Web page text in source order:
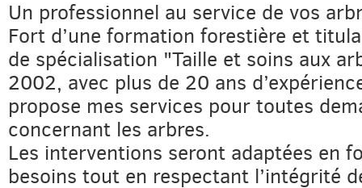
Un professionnel au service de vos
Fort d’une formation forestière et
de spécialisation "Taille et soins aux
2002, avec plus de 20 ans
propose mes services pour toutes
concernant les arbres.
Les interventions seront adaptées en
besoins tout en respectant l’intégrité